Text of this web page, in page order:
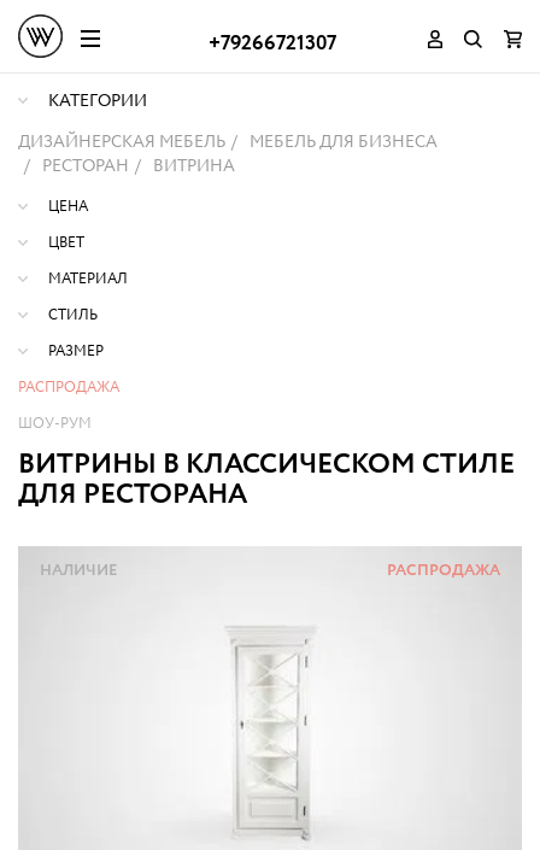
+79266721307
КАТЕГОРИИ
ДИЗАЙНЕРСКАЯ МЕБЕЛЬ
МЕБЕЛЬ ДЛЯ БИЗНЕСА
РЕСТОРАН
ВИТРИНА
ЦЕНА
ЦВЕТ
МАТЕРИАЛ
СТИЛЬ
РАЗМЕР
РАСПРОДАЖА
ШОУ-РУМ
ВИТРИНЫ В КЛАССИЧЕСКОМ СТИЛЕ
ДЛЯ РЕСТОРАНА
РАСПРОДАЖА
НАЛИЧИЕ